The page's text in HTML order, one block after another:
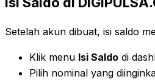
Setelah akun dibuat, isi saldo
Klik menu Isi Saldo di
Pilih nominal yang